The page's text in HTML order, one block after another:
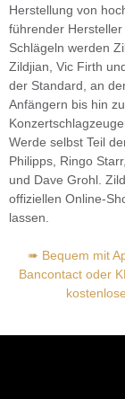
Herstellung von
führender
Schlägeln werden
Zildjian, Vic Firth
der Standard, an
Anfängern bis hin
Werde selbst Teil
Philipps, Ringo
und Dave Grohl.
offiziellen Online-
lassen.
➠ Bequem mit
Bancontact oder